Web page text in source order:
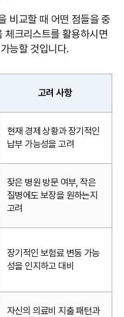
비교할 때 어떤 점들을 중
체크리스트를 활용하시면
능할 것입니다.
고려 사항
현재 경제 상황과 장기적인
납부 가능성을 고려
잦은 병원 방문 여부, 작은
질병에도 보장을 원하는지
고려
장기적인 보험료 변동 가능
성을 인지하고 대비
자신의 의료비 지출 패턴과